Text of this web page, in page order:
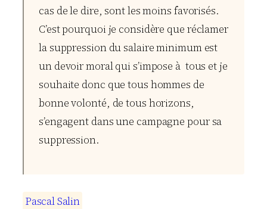
cas de le dire, sont les moins favorisés.
C’est pourquoi je considère que réclamer
la suppression du salaire minimum est
un devoir moral qui s’impose à tous et je
souhaite donc que tous hommes de
bonne volonté, de tous horizons,
s’engagent dans une campagne pour sa
suppression.
PascalSalin